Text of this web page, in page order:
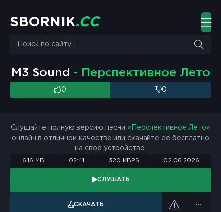
S BO R N K.CC
M3 Sound - Перспективное Лето
0 0
Слушайте полную версию песни «Перспективное Лето»
онлайн в отличном качестве или скачайте её бесплатно
на своё устройство.
6.16 MB 02:41 320 KBPS 02.06.2026
СЛУШАТЬ
СКАЧАТЬ